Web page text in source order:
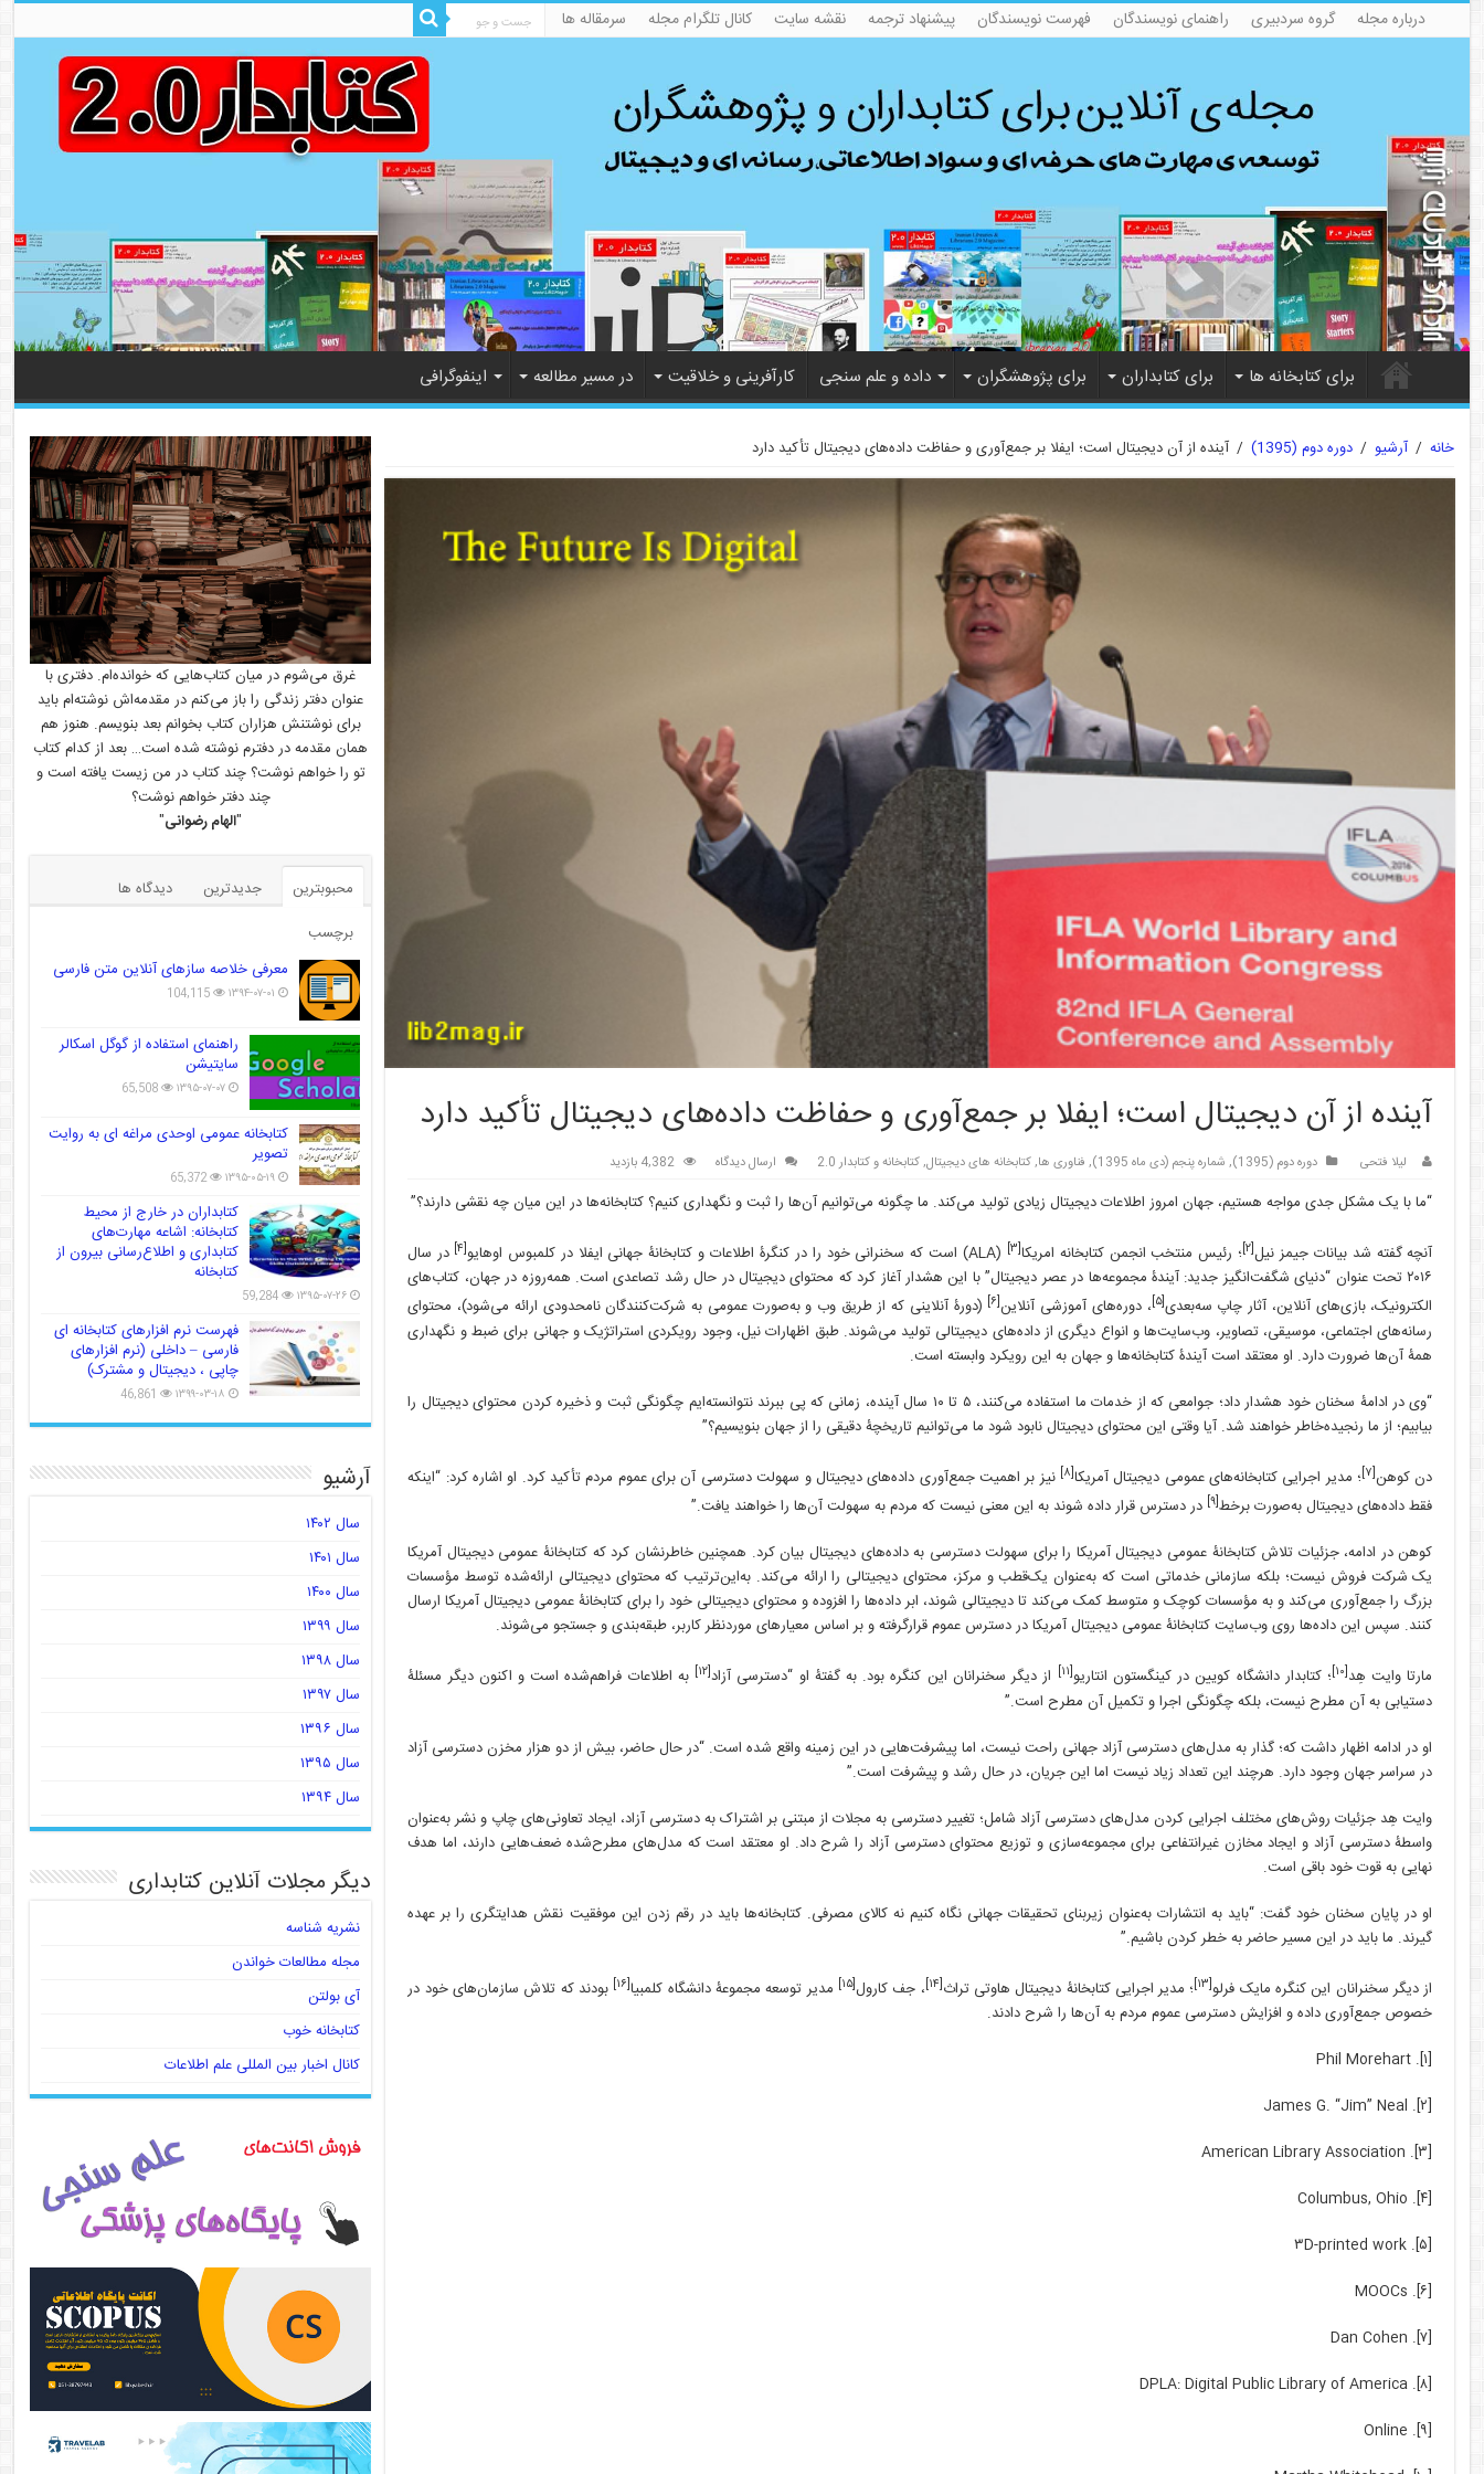
درباره مجله گروه سردبیری راهنمای نویسندگان فهرست نویسندگان پیشنهاد ترجمه نقشه سایت کانال تلگرام مجله سرمقاله ها
برای کتابخانه ها برای کتابداران برای پژوهشگران داده و علم سنجی کارآفرینی و خلاقیت در مسیر مطالعه اینفوگرافی
خانه / آرشیو / دوره دوم (1395) / آینده از آن دیجیتال است؛ ایفلا بر جمع‌آوری و حفاظت داده‌های دیجیتال تأکید دارد
آینده از آن دیجیتال است؛ ایفلا بر جمع‌آوری و حفاظت داده‌های دیجیتال تأکید دارد
لیلا فتحی دوره دوم (1395) , شماره پنجم (دی ماه 1395) , فناوری ها,کتابخانه های دیجیتال,کتابخانه و کتابدار 2.0 ارسال دیدگاه 4,382 بازدید
“ما با یک مشکل جدی مواجه هستیم، جهان امروز اطلاعات دیجیتال زیادی تولید می‌کند. ما چگونه می‌توانیم آن‌ها را ثبت و نگهداری کنیم؟ کتابخانه‌ها در این میان چه نقشی دارند؟”
آنچه گفته شد بیانات جیمز نیل[۲] ؛ رئیس منتخب انجمن کتابخانه امریکا[۳] (ALA) است که سخنرانی خود را در کنگرۀ اطلاعات و کتابخانۀ جهانی ایفلا در کلمبوس اوهایو [۴]
در سال
۲۰۱۶ تحت عنوان “دنیای شگفت‌انگیز جدید: آیندۀ مجموعه‌ها در عصر دیجیتال” با این هشدار آغاز کرد که محتوای دیجیتال در حال رشد تصاعدی است. همه‌روزه در جهان، کتاب‌های
الکترونیک، بازی‌های آنلاین، آثار چاپ سه‌بعدی[۵] ، دوره‌های آموزشی آنلاین[۶]
(دورۀ آنلاینی که از طریق وب و به‌صورت عمومی به شرکت‌کنندگان نامحدودی ارائه می‌شود)، محتوای
رسانه‌های اجتماعی، موسیقی، تصاویر، وب‌سایت‌ها و انواع دیگری از داده‌های دیجیتالی تولید می‌شوند. طبق اظهارات نیل، وجود رویکردی استراتژیک و جهانی برای ضبط و نگهداری
همۀ آن‌ها ضرورت دارد. او معتقد است آیندۀ کتابخانه‌ها و جهان به این رویکرد وابسته است.
“وی در ادامۀ سخنان خود هشدار داد؛ جوامعی که از خدمات ما استفاده می‌کنند، ۵ تا ۱۰ سال آینده، زمانی که پی ببرند نتوانسته‌ایم چگونگی ثبت و ذخیره کردن محتوای دیجیتال را
بیابیم؛ از ما رنجیده‌خاطر خواهند شد. آیا وقتی این محتوای دیجیتال نابود شود ما می‌توانیم تاریخچۀ دقیقی را از جهان بنویسیم؟”
دن کوهن[۷] ؛ مدیر اجرایی کتابخانه‌های عمومی دیجیتال آمریکا[۸]
نیز بر اهمیت جمع‌آوری داده‌های دیجیتال و سهولت دسترسی آن برای عموم مردم تأکید کرد. او اشاره کرد: “اینکه
فقط داده‌های دیجیتال به‌صورت برخط[۹]
در دسترس قرار داده شوند به این معنی نیست که مردم به سهولت آن‌ها را خواهند یافت.”
کوهن در ادامه، جزئیات تلاش کتابخانۀ عمومی دیجیتال آمریکا را برای سهولت دسترسی به داده‌های دیجیتال بیان کرد. همچنین خاطرنشان کرد که کتابخانۀ عمومی دیجیتال آمریکا
یک شرکت فروش نیست؛ بلکه سازمانی خدماتی است که به‌عنوان یک‌قطب و مرکز، محتوای دیجیتالی را ارائه می‌کند. به‌این‌ترتیب که محتوای دیجیتالی ارائه‌شده توسط مؤسسات
بزرگ را جمع‌آوری می‌کند و به مؤسسات کوچک و متوسط کمک می‌کند تا دیجیتالی شوند، ابر داده‌ها را افزوده و محتوای دیجیتالی خود را برای کتابخانۀ عمومی دیجیتال آمریکا ارسال
کنند. سپس این داده‌ها روی وب‌سایت کتابخانۀ عمومی دیجیتال آمریکا در دسترس عموم قرارگرفته و بر اساس معیارهای موردنظر کاربر، طبقه‌بندی و جستجو می‌شوند.
مارتا وایت هِد[۱۰] ؛ کتابدار دانشگاه کویین در کینگستون انتاریو[۱۱] از دیگر سخنرانان این کنگره بود. به گفتۀ او “دسترسی آزاد[۱۲]
به اطلاعات فراهم‌شده است و اکنون دیگر مسئلۀ
دستیابی به آن مطرح نیست، بلکه چگونگی اجرا و تکمیل آن مطرح است.”
او در ادامه اظهار داشت که؛ گذار به مدل‌های دسترسی آزاد جهانی راحت نیست، اما پیشرفت‌هایی در این زمینه واقع شده است. “در حال حاضر، بیش از دو هزار مخزن دسترسی آزاد
در سراسر جهان وجود دارد. هرچند این تعداد زیاد نیست اما این جریان، در حال رشد و پیشرفت است.”
وایت هِد جزئیات روش‌های مختلف اجرایی کردن مدل‌های دسترسی آزاد شامل؛ تغییر دسترسی به مجلات از مبتنی بر اشتراک به دسترسی آزاد، ایجاد تعاونی‌های چاپ و نشر به‌عنوان
واسطۀ دسترسی آزاد و ایجاد مخازن غیرانتفاعی برای مجموعه‌سازی و توزیع محتوای دسترسی آزاد را شرح داد. او معتقد است که مدل‌های مطرح‌شده ضعف‌هایی دارند، اما هدف
نهایی به قوت خود باقی است.
او در پایان سخنان خود گفت: “باید به انتشارات به‌عنوان زیربنای تحقیقات جهانی نگاه کنیم نه کالای مصرفی. کتابخانه‌ها باید در رقم زدن این موفقیت نقش هدایتگری را بر عهده
گیرند. ما باید در این مسیر حاضر به خطر کردن باشیم.”
از دیگر سخنرانان این کنگره مایک فرلو[۱۳] ؛ مدیر اجرایی کتابخانۀ دیجیتال هاوتی تراث[۱۴] ، جف کارول[۱۵] مدیر توسعه مجموعۀ دانشگاه کلمبیا[۱۶]
بودند که تلاش‌ سازمان‌های خود در
خصوص جمع‌آوری داده و افزایش دسترسی عموم مردم به آن‌ها را شرح دادند.
[۱]. Phil Morehart
[۲]. James G. “Jim” Neal
[۳]. American Library Association
[۴]. Columbus, Ohio
[۵]. ۳D-printed work
[۶]. MOOCs
[۷]. Dan Cohen
[۸]. DPLA: Digital Public Library of America
[۹]. Online
غرق می‌شوم در میان کتاب‌هایی که خوانده‌ام. دفتری با
عنوان دفتر زندگی را باز می‌کنم در مقدمه‌اش نوشته‌ام باید
برای نوشتنش هزاران کتاب بخوانم بعد بنویسم. هنوز هم
همان مقدمه در دفترم نوشته شده است… بعد از کدام کتاب
تو را خواهم نوشت؟ چند کتاب در من زیست یافته است و
چند دفتر خواهم نوشت؟
"الهام رضوانی"
محبوبترین جدیدترین
دیدگاه ها
برچسب
معرفی خلاصه سازهای آنلاین متن فارسی
۱۳۹۴-۰۷-۰۱ 104,115
راهنمای استفاده از گوگل اسکالر
سایتیشن
۱۳۹۵-۰۷-۰۷ 65,508
کتابخانه عمومی اوحدی مراغه ای به روایت
تصویر
۱۳۹۵-۰۵-۱۹ 65,372
کتابداران در خارج از محیط
کتابخانه: اشاعه مهارت‌های
کتابداری و اطلاع‌رسانی بیرون از
کتابخانه
۱۳۹۵-۰۷-۲۶ 59,284
فهرست نرم افزارهای کتابخانه ای
فارسی – داخلی (نرم افزارهای
چاپی ، دیجیتال و مشترک)
۱۳۹۹-۰۳-۱۸ 46,861
آرشیو
سال ۱۴۰۲
سال ۱۴۰۱
سال ۱۴۰۰
سال ۱۳۹۹
سال ۱۳۹۸
سال ۱۳۹۷
سال ۱۳۹۶
سال ۱۳۹۵
سال ۱۳۹۴
دیگر مجلات آنلاین کتابداری
نشریه شناسه
مجله مطالعات خواندن
آی بولتن
کتابخانه خوب
کانال اخبار بین المللی علم اطلاعات